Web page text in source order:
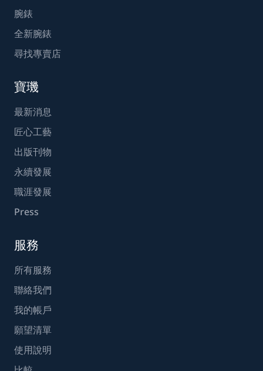
腕錶
全新腕錶
尋找專賣店
寶璣
最新消息
匠心工藝
出版刊物
永續發展
職涯發展
Press
服務
所有服務
聯絡我們
我的帳戶
願望清單
使用說明